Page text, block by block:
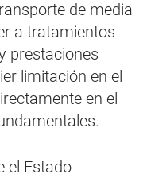
de media
a tratamientos
prestaciones
limitación en el
en el
el Estado